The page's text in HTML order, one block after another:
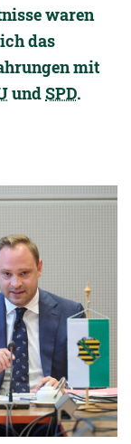
waren
das
mit
undSPD.